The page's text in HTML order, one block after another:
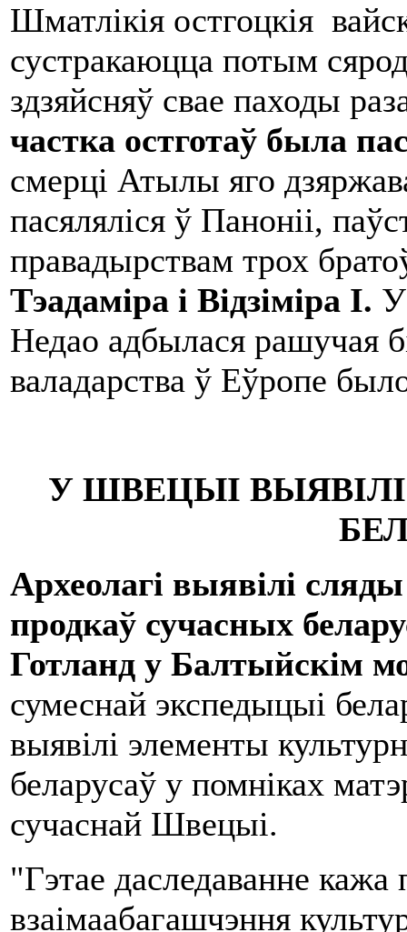
Шматлікія остгоцкія
сустракаюцца потым
здзяйсняў свае паходы
частка остготаў была
смерці Атылы яго
пасяляліся ў Паноніі,
правадырствам трох
Тэадаміра і Відзіміра I. У
Недао адбылася рашучая
валадарства ў Еўропе
У ШВЕЦЫІ
Археолагі выявілі
продкаў сучасных
Готланд у Балтыйскім
сумеснай экспедыцыі
выявілі элементы
беларусаў у помніках
сучаснай Швецыі.
"Гэтае даследаванне кажа
взаімаабагашчэння